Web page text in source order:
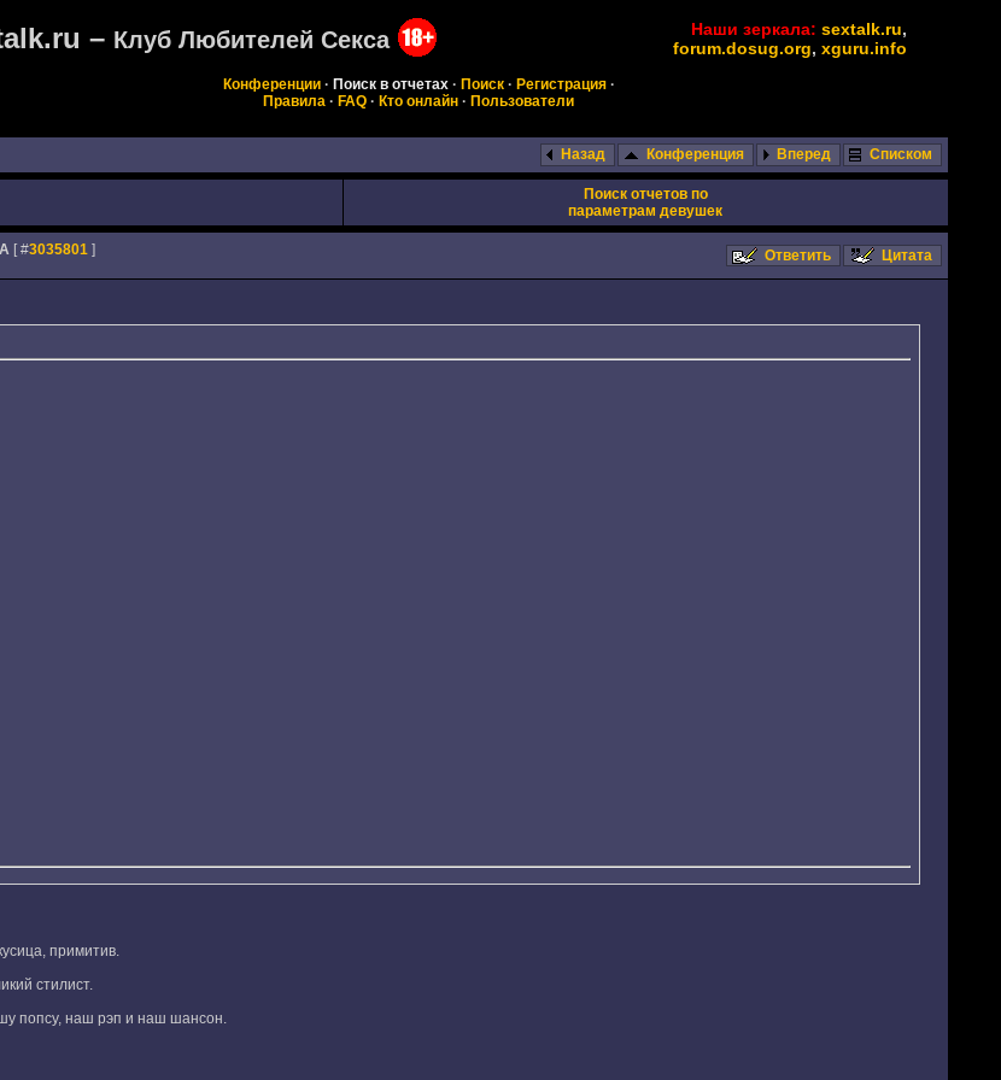
– Клуб Любителей Секса Наши зеркала: sextalk.ru,
forum.dosug.org, xguru.info
Конференции· Поиск в отчетах· Поиск· Регистрация·
Правила · FAQ · Кто онлайн · Пользователи
Назад Конференция Вперед Списком
Поиск отчетов по
параметрам девушек
[ #3035801]
Ответить Цитата
примитив.
стилист.
попсу, наш рэп и наш шансон.